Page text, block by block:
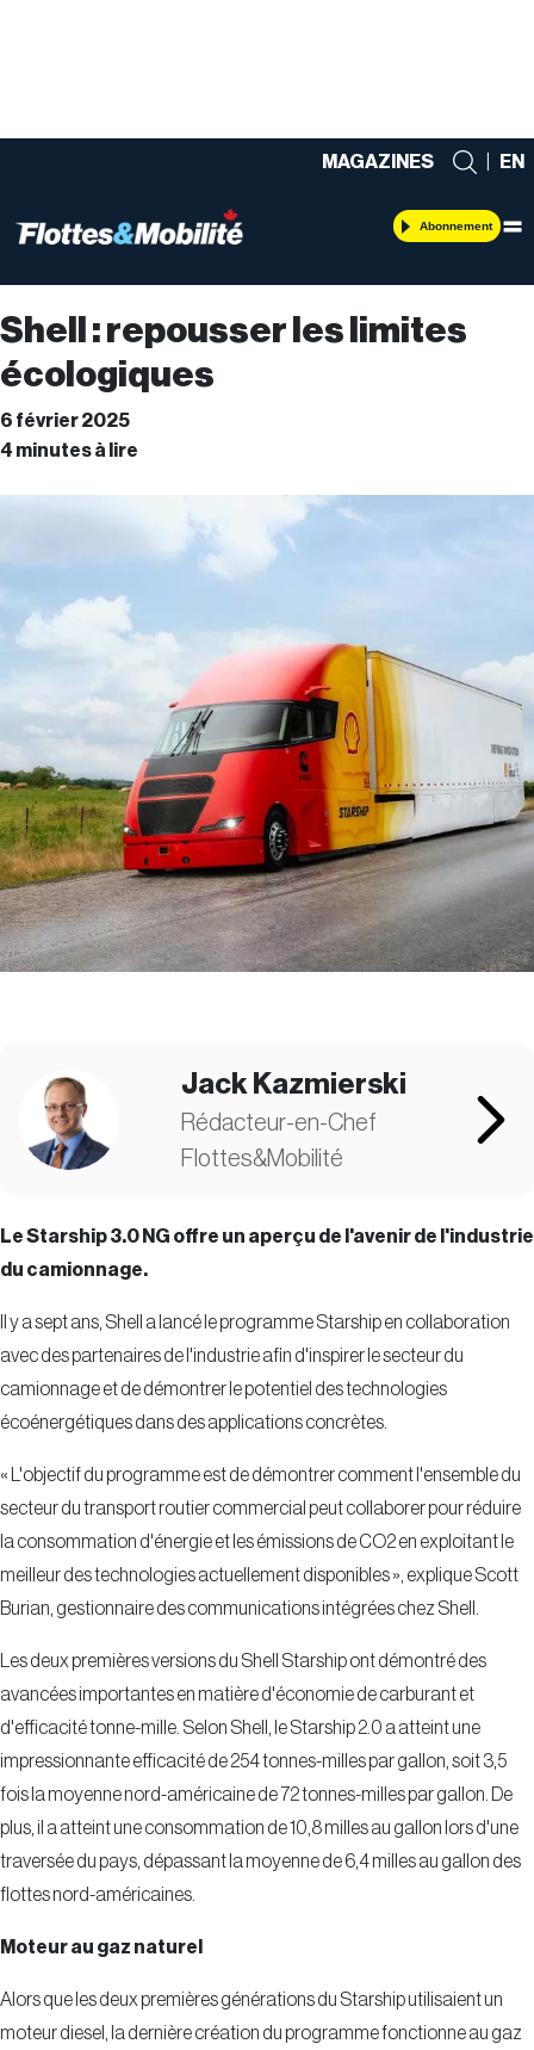
MAGAZINES EN
Abonnement
Shell : repousser les limites
écologiques
6 février 2025
4 minutes à lire
Jack Kazmierski
Rédacteur-en-Chef
Flottes&Mobilité
Le Starship 3.0 NG offre un aperçu de l'avenir de l'industrie
du camionnage.
Il y a sept ans, Shell a lancé le programme Starship en collaboration
avec des partenaires de l'industrie afin d'inspirer le secteur du
camionnage et de démontrer le potentiel des technologies
écoénergétiques dans des applications concrètes.
« L'objectif du programme est de démontrer comment l'ensemble du
secteur du transport routier commercial peut collaborer pour réduire
la consommation d'énergie et les émissions de CO2 en exploitant le
meilleur des technologies actuellement disponibles », explique Scott
Burian, gestionnaire des communications intégrées chez Shell.
Les deux premières versions du Shell Starship ont démontré des
avancées importantes en matière d'économie de carburant et
d'efficacité tonne-mille. Selon Shell, le Starship 2.0 a atteint une
impressionnante efficacité de 254 tonnes-milles par gallon, soit 3,5
fois la moyenne nord-américaine de 72 tonnes-milles par gallon. De
plus, il a atteint une consommation de 10,8 milles au gallon lors d'une
traversée du pays, dépassant la moyenne de 6,4 milles au gallon des
flottes nord-américaines.
Moteur au gaz naturel
Alors que les deux premières générations du Starship utilisaient un
moteur diesel, la dernière création du programme fonctionne au gaz